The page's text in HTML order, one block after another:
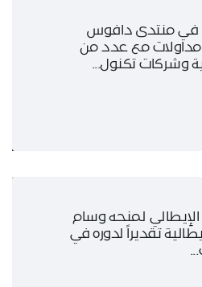
في منتدى دافوس
مداولات مع عدد من
وشركات تكنول...
الإيطالي لمنحه وسام
تقديراً لدوره في